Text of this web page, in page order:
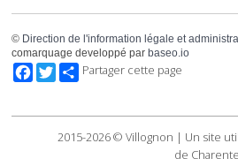
© Direction de l'information légale et
comarquage developpé par baseo.io
Facebook
TwitterPartager cette page
2015-2026 © Villognon | Un site
de Charente